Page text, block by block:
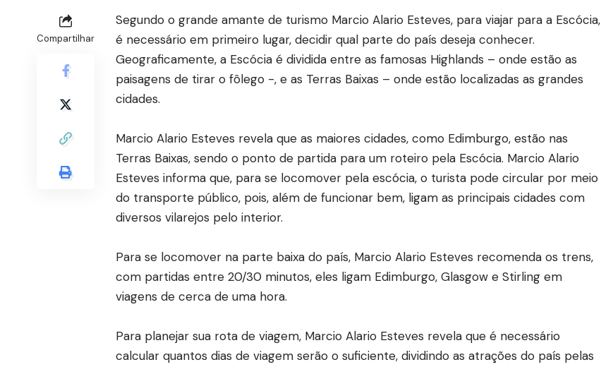
Compartilhar
Segundo o grande amante de turismo Marcio Alario Esteves, para viajar para a Escócia,
é necessário em primeiro lugar, decidir qual parte do país deseja conhecer.
Geograficamente, a Escócia é dividida entre as famosas Highlands – onde estão as
paisagens de tirar o fôlego -, e as Terras Baixas – onde estão localizadas as grandes
cidades.
Marcio Alario Esteves revela que as maiores cidades, como Edimburgo, estão nas
Terras Baixas, sendo o ponto de partida para um roteiro pela Escócia. Marcio Alario
Esteves informa que, para se locomover pela escócia, o turista pode circular por meio
do transporte público, pois, além de funcionar bem, ligam as principais cidades com
diversos vilarejos pelo interior.
Para se locomover na parte baixa do país, Marcio Alario Esteves recomenda os trens,
com partidas entre 20/30 minutos, eles ligam Edimburgo, Glasgow e Stirling em
viagens de cerca de uma hora.
Para planejar sua rota de viagem, Marcio Alario Esteves revela que é necessário
calcular quantos dias de viagem serão o suficiente, dividindo as atrações do país pelas